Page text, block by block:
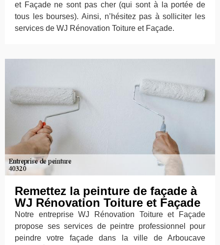
et Façade ne sont pas cher (qui sont à la portée de
tous les bourses). Ainsi, n’hésitez pas à solliciter les
services de WJ Rénovation Toiture et Façade.
Remettez la peinture de façade à
WJ Rénovation Toiture et Façade
Notre entreprise WJ Rénovation Toiture et Façade
propose ses services de peintre professionnel pour
peindre votre façade dans la ville de Arboucave